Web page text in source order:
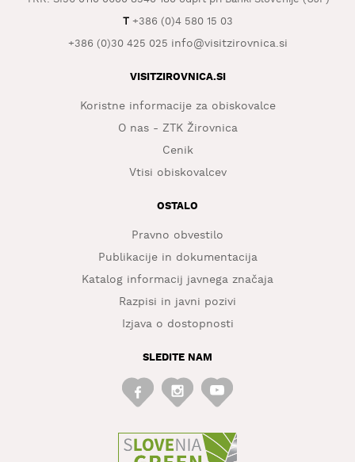
T+386 (0)4 580 15 03
+386 (0)30 425 025 info@visitzirovnica.si
VISITZIROVNICA.SI
Koristne informacije za obiskovalce
O nas - ZTK Žirovnica
Cenik
Vtisi obiskovalcev
OSTALO
Pravno obvestilo
Publikacije in dokumentacija
Katalog informacij javnega značaja
Razpisi in javni pozivi
Izjava o dostopnosti
SLEDITE NAM